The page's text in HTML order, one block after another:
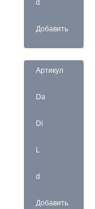
d
Добавить
Артикул
Da
Di
L
d
Добавить